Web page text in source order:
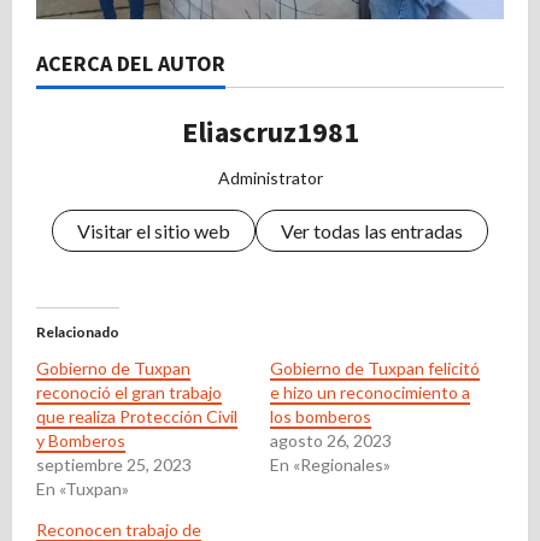
ACERCA DEL AUTOR
Eliascruz1981
Administrator
Visitar el sitio web Ver todas las entradas
Relacionado
Gobierno de Tuxpan
reconoció el gran trabajo
que realiza Protección Civil
y Bomberos
septiembre 25, 2023
En «Tuxpan»
Gobierno de Tuxpan felicitó
e hizo un reconocimiento a
los bomberos
agosto 26, 2023
En «Regionales»
Reconocen trabajo de